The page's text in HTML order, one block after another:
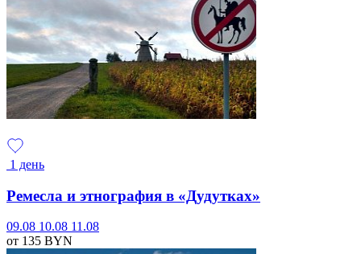
1 день
Ремесла и этнография в «Дудутках»
09.08 10.08 11.08
от 135 BYN